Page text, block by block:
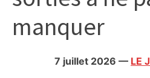
manquer
7 juillet 2026 — LE